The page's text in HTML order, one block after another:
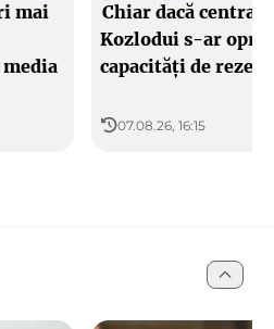
mai
Chiar dacă centrala
Kozlodui s-ar opri,
capacități de
07.08.26, 16:15